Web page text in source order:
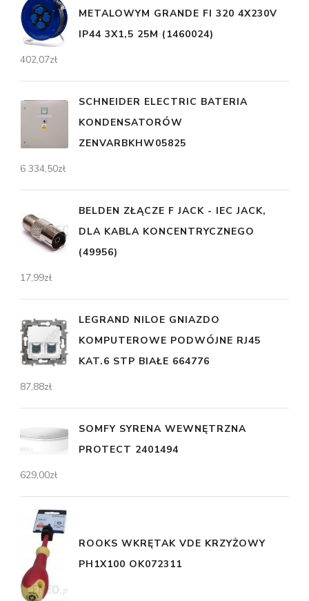
METALOWYM GRANDE FI 320 4X230V
IP44 3X1,5 25M (1460024)
402,07zł
SCHNEIDER ELECTRIC BATERIA
KONDENSATORÓW
ZENVARBKHW05825
6 334,50zł
BELDEN ZŁĄCZE F JACK - IEC JACK,
DLA KABLA KONCENTRYCZNEGO
(49956)
17,99zł
LEGRAND NILOE GNIAZDO
KOMPUTEROWE PODWÓJNE RJ45
KAT.6 STP BIAŁE 664776
87,88zł
SOMFY SYRENA WEWNĘTRZNA
PROTECT 2401494
629,00zł
ROOKS WKRĘTAK VDE KRZYŻOWY
PH1X100 OK072311